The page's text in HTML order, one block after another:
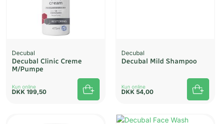
Decubal
Decubal Clinic Creme
M/Pumpe
Kun online
DKK 199,50
Decubal
Decubal Mild Shampoo
Kun online
DKK 54,00